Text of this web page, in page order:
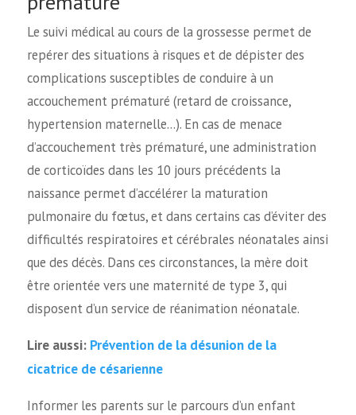
Le suivi médical au cours de la grossesse permet de
repérer des situations à risques et de dépister des
complications susceptibles de conduire à un
accouchement prématuré (retard de croissance,
hypertension maternelle…). En cas de menace
d’accouchement très prématuré, une administration
de corticoïdes dans les 10 jours précédents la
naissance permet d’accélérer la maturation
pulmonaire du fœtus, et dans certains cas d’éviter des
difficultés respiratoires et cérébrales néonatales ainsi
que des décès. Dans ces circonstances, la mère doit
être orientée vers une maternité de type 3, qui
disposent d’un service de réanimation néonatale.
Lire aussi: Prévention de la désunion de la
cicatrice de césarienne
Informer les parents sur le parcours d’un enfant